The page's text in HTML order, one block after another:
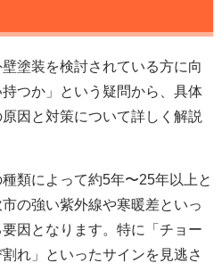
塗装を検討されている方に向
つか」という疑問から、具体
因と対策について詳しく解説
類によって約5年〜25年以上と
の強い紫外線や寒暖差といっ
因となります。特に「チョー
れ」といったサインを見逃さ